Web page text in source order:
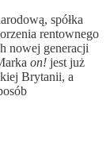
spółka
rentownego
nowej generacji
on! jest już
Brytanii, a